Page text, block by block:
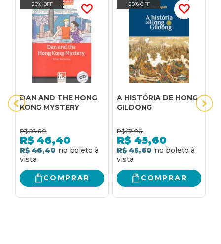
20% OFF
DAN AND THE HONG
KONG MYSTERY
R$ 58,00
R$ 46,40
R$ 46,40
COMPRAR
20% OFF
A HISTÓRIA DE HONG
GILDONG
R$ 57,00
R$ 45,60
R$ 45,60
COMPRAR